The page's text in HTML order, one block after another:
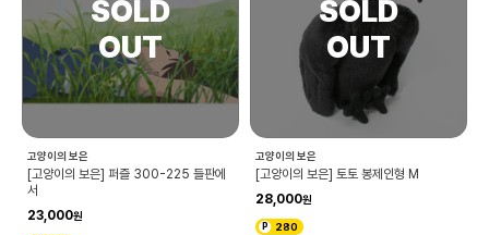
고양이의 보은
[고양이의 보은] 퍼즐 300-225 들판에
서
23,000
고양이의 보은
[고양이의 보은] 토토 봉제인형 M
28,000
280